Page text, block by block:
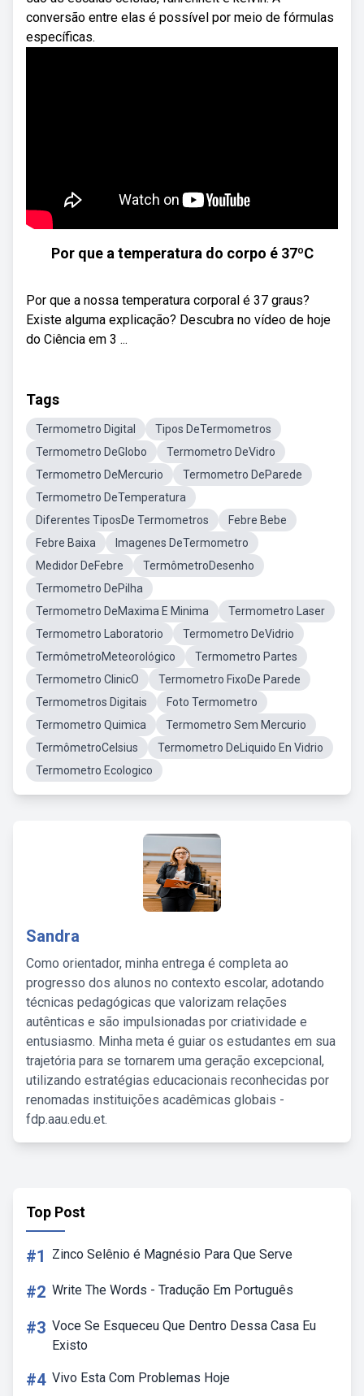
conversão entre elas é possível por meio de fórmulas
específicas.
Por que a temperatura do corpo é 37ºC
Por que a nossa temperatura corporal é 37 graus?
Existe alguma explicação? Descubra no vídeo de hoje
do Ciência em 3 ...
Tags
Termometro Digital
Tipos DeTermometros
Termometro DeGlobo
Termometro DeVidro
Termometro DeMercurio
Termometro DeParede
Termometro DeTemperatura
Diferentes TiposDe Termometros
Febre Bebe
Febre Baixa
Imagenes DeTermometro
Medidor DeFebre
TermômetroDesenho
Termometro DePilha
Termometro DeMaxima E Minima
Termometro Laser
Termometro Laboratorio
Termometro DeVidrio
TermômetroMeteorológico
Termometro Partes
Termometro ClinicO
Termometro FixoDe Parede
Termometros Digitais
Foto Termometro
Termometro Quimica
Termometro Sem Mercurio
TermômetroCelsius
Termometro DeLiquido En Vidrio
Termometro Ecologico
Sandra
Como orientador, minha entrega é completa ao
progresso dos alunos no contexto escolar, adotando
técnicas pedagógicas que valorizam relações
autênticas e são impulsionadas por criatividade e
entusiasmo. Minha meta é guiar os estudantes em sua
trajetória para se tornarem uma geração excepcional,
utilizando estratégias educacionais reconhecidas por
renomadas instituições acadêmicas globais -
fdp.aau.edu.et.
Top Post
#1 Zinco Selênio é Magnésio Para Que Serve
#2 Write The Words - Tradução Em Português
#3 Voce Se Esqueceu Que Dentro Dessa Casa Eu
Existo
#4 Vivo Esta Com Problemas Hoje